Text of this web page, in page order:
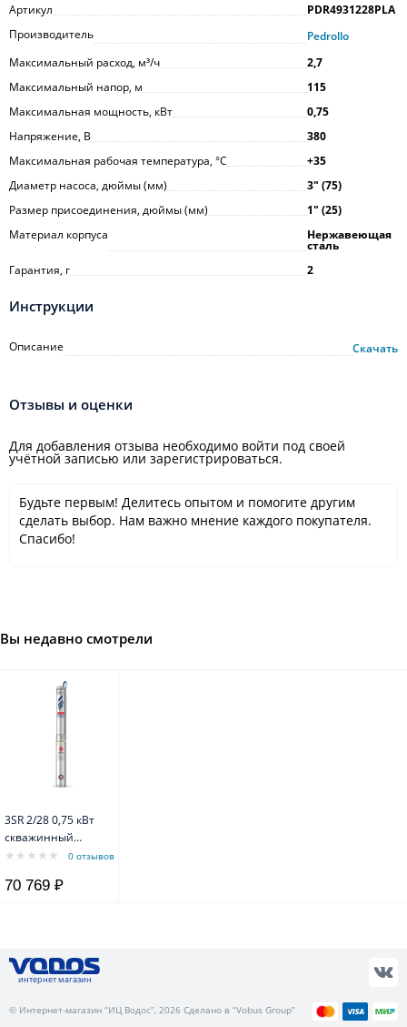
Артикул
PDR4931228PLA
Производитель
Pedrollo
Максимальный расход, м³/ч
2,7
Максимальный напор, м
115
Максимальная мощность, кВт
0,75
Напряжение, В
380
Максимальная рабочая температура, °С
+35
Диаметр насоса, дюймы (мм)
3ʺ (75)
Размер присоединения, дюймы (мм)
1ʺ (25)
Материал корпуса
Нержавеющая
сталь
Гарантия, г
2
Инструкции
Описание Скачать
Отзывы и оценки
Для добавления отзыва необходимо войти под своей
учётной записью или зарегистрироваться.
Будьте первым! Делитесь опытом и помогите другим
сделать выбор. Нам важно мнение каждого покупателя.
Спасибо!
Вы недавно смотрели
3SR 2/28 0,75 кВт
скважинный
насос с каб 1,5м0 отзывов
70 769 ₽
интернет магазин
© Интернет-магазин “ИЦ Водос”, 2026 Сделано в “Vobus Group”